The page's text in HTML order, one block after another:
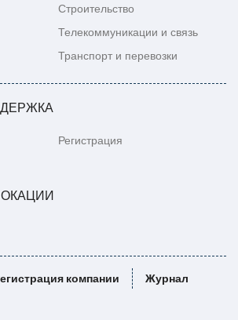
Строительство
Телекоммуникации и связь
Транспорт и перевозки
Регистрация
компании Журнал